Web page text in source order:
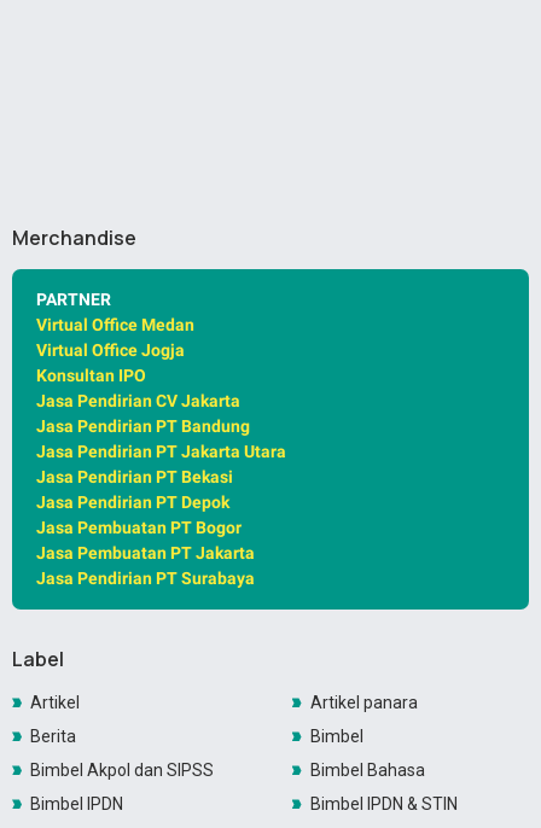
Merchandise
PARTNER
Virtual Office Medan
Virtual Office Jogja
Konsultan IPO
Jasa Pendirian CV Jakarta
Jasa Pendirian PT Bandung
Jasa Pendirian PT Jakarta Utara
Jasa Pendirian PT Bekasi
Jasa Pendirian PT Depok
Jasa Pembuatan PT Bogor
Jasa Pembuatan PT Jakarta
Jasa Pendirian PT Surabaya
Label
Artikel
Artikel panara
Berita
Bimbel
Bimbel Akpol dan SIPSS
Bimbel Bahasa
Bimbel IPDN
Bimbel IPDN & STIN